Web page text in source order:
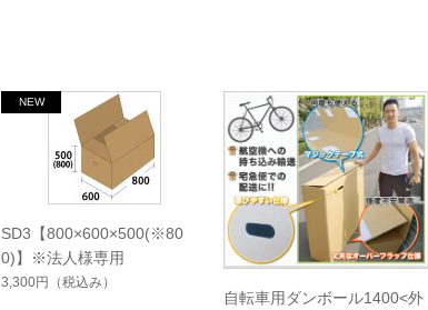
SD3【800×600×500(※80
0)】※法人様専用
3,300円 （税込み）
自転車用ダンボール1400<外